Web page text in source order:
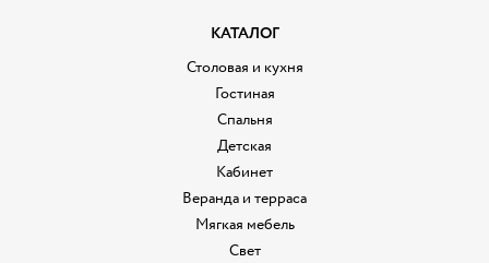
КАТАЛОГ
Столовая и кухня
Гостиная
Спальня
Детская
Кабинет
Веранда и терраса
Мягкая мебель
Свет